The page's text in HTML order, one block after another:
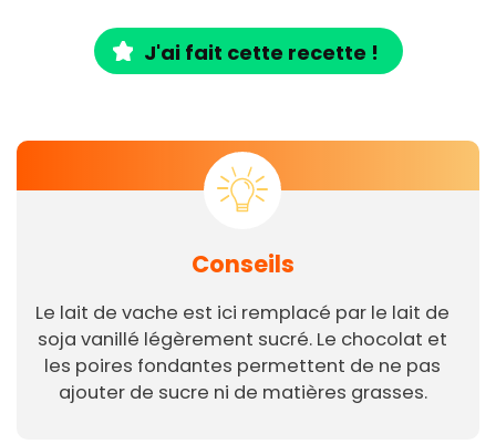
J'ai fait cette recette !
Conseils
Le lait de vache est ici remplacé par le lait de
soja vanillé légèrement sucré. Le chocolat et
les poires fondantes permettent de ne pas
ajouter de sucre ni de matières grasses.